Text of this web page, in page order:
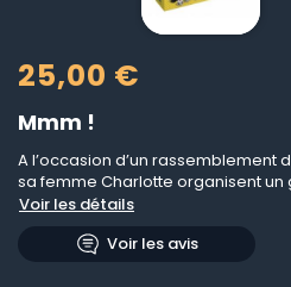
25,00 €
Mmm !
A l’occasion d’un rassemblement
sa femme Charlotte organisent
Voir les détails
Voir les avis